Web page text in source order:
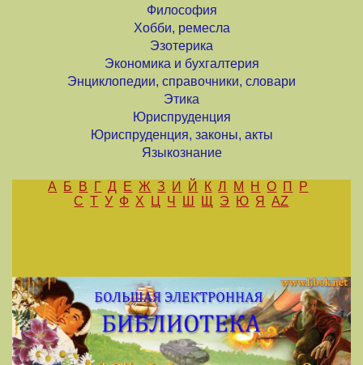
Философия
Хобби, ремесла
Эзотерика
Экономика и бухгалтерия
Энциклопедии, справочники, словари
Этика
Юриспруденция
Юриспруденция, законы, акты
Языкознание
А Б В Г Д Е Ж З И Й К Л М Н О П
Р
С Т У Ф Х Ц Ч Ш Щ Э Ю Я AZ